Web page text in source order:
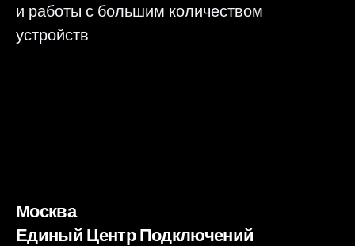
и работы с большим количеством
устройств
Москва
Единый Центр Подключений